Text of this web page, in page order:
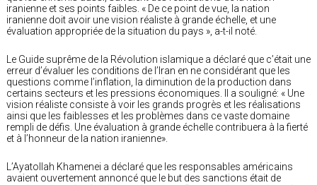
iranienne et ses points faibles. « De ce point de vue, la nation
iranienne doit avoir une vision réaliste à grande échelle, et une
évaluation appropriée de la situation du pays », a-t-il noté.
Le Guide suprême de la Révolution islamique a déclaré que c’était une
erreur d’évaluer les conditions de l’Iran en ne considérant que les
questions comme l’inflation, la diminution de la production dans
certains secteurs et les pressions économiques. Il a souligné: « Une
vision réaliste consiste à voir les grands progrès et les réalisations
ainsi que les faiblesses et les problèmes dans ce vaste domaine
rempli de défis. Une évaluation à grande échelle contribuera à la fierté
et à l’honneur de la nation iranienne».
L’Ayatollah Khamenei a déclaré que les responsables américains
avaient ouvertement annoncé que le but des sanctions était de